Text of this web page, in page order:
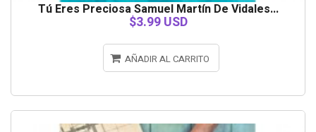
Tú Eres Preciosa Samuel Martín De Vidales...
$3.99 USD
AÑADIR AL CARRITO